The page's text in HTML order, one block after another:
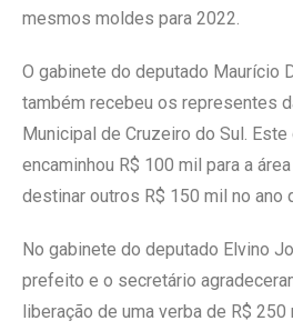
mesmos moldes para 2022.
O gabinete do deputado Maurício
também recebeu os representes
Municipal de Cruzeiro do Sul.
encaminhou R$ 100 mil para a
destinar outros R$ 150 mil no ano
No gabinete do deputado Elvino
prefeito e o secretário
liberação de uma verba de R$ 250